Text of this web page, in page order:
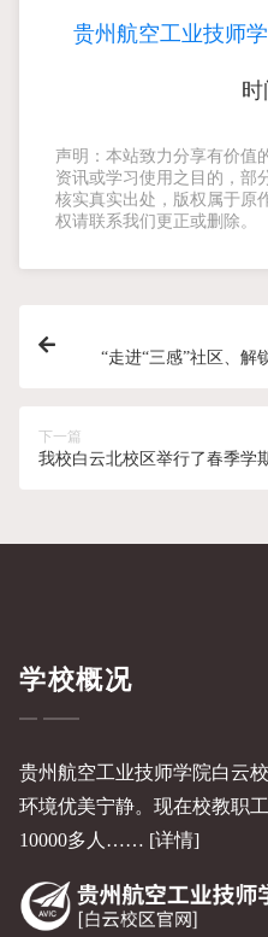
贵州航空工业技师
时
声明：本站致力分享有价值
资讯或学习使用之目的，部
核实真实出处，版权属于原
权请联系我们更正或删除。
“走进“三感”社区、解
下一篇
我校白云北校区举行了春季学
学校概况
贵州航空工业技师学院白云
环境优美宁静。现在校教职
10000多人…… [详情]